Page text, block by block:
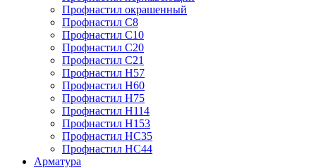
Профнастил окрашенный
Профнастил С8
Профнастил С10
Профнастил С20
Профнастил С21
Профнастил Н57
Профнастил Н60
Профнастил Н75
Профнастил Н114
Профнастил Н153
Профнастил НС35
Профнастил НС44
Арматура